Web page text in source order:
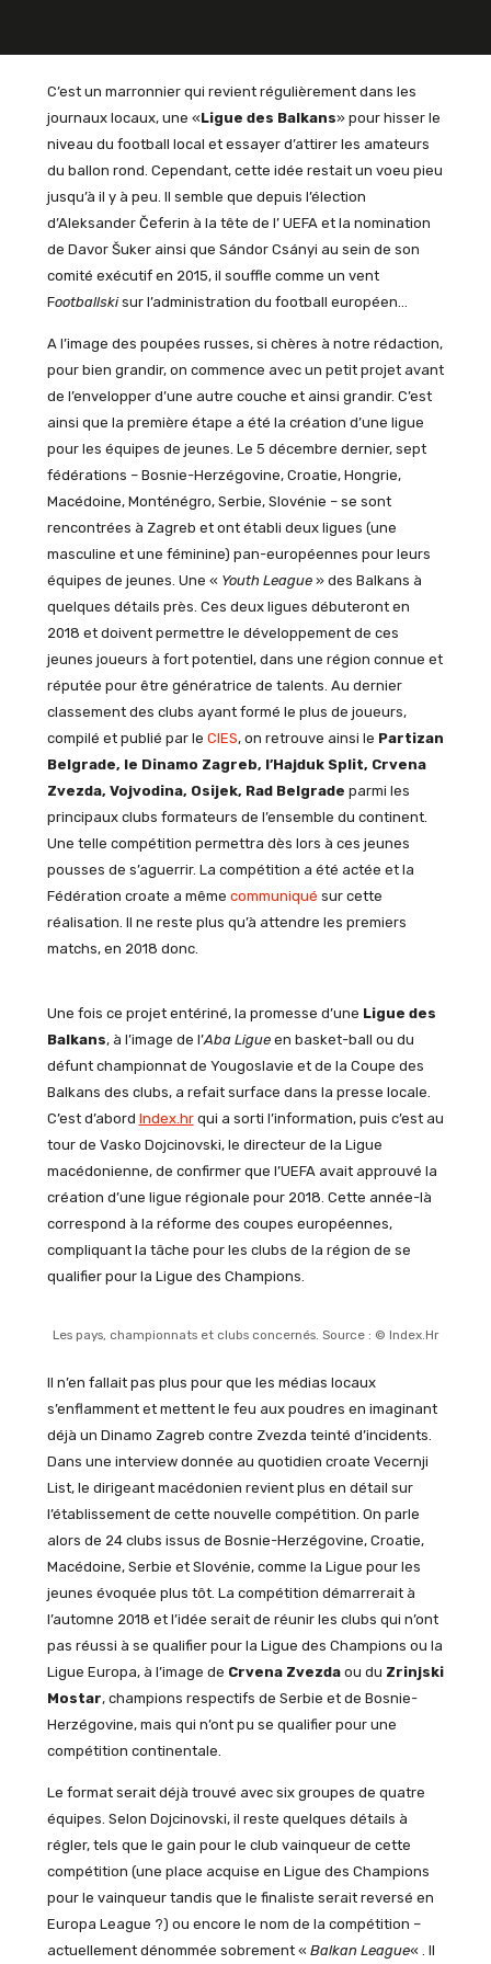
C’est un marronnier qui revient régulièrement dans les
journaux locaux, une «Ligue des Balkans» pour hisser le
niveau du football local et essayer d’attirer les amateurs
du ballon rond. Cependant, cette idée restait un voeu pieu
jusqu’à il y à peu. Il semble que depuis l’élection
d’Aleksander Čeferin à la tête de l’ UEFA et la nomination
de Davor Šuker ainsi que Sándor Csányi au sein de son
comité exécutif en 2015, il souffle comme un vent
Footballskisur l’administration du football européen…
A l’image des poupées russes, si chères à notre rédaction,
pour bien grandir, on commence avec un petit projet avant
de l’envelopper d’une autre couche et ainsi grandir. C’est
ainsi que la première étape a été la création d’une ligue
pour les équipes de jeunes. Le 5 décembre dernier, sept
fédérations – Bosnie-Herzégovine, Croatie, Hongrie,
Macédoine, Monténégro, Serbie, Slovénie – se sont
rencontrées à Zagreb et ont établi deux ligues (une
masculine et une féminine) pan-européennes pour leurs
équipes de jeunes. Une « Youth League» des Balkans à
quelques détails près. Ces deux ligues débuteront en
2018 et doivent permettre le développement de ces
jeunes joueurs à fort potentiel, dans une région connue et
réputée pour être génératrice de talents. Au dernier
classement des clubs ayant formé le plus de joueurs,
compilé et publié par le CIES, on retrouve ainsi le Partizan
Belgrade, le Dinamo Zagreb, l’Hajduk Split, Crvena
Zvezda, Vojvodina, Osijek, Rad Belgrade parmi les
principaux clubs formateurs de l’ensemble du continent.
Une telle compétition permettra dès lors à ces jeunes
pousses de s’aguerrir. La compétition a été actée et la
Fédération croate a même communiqué sur cette
réalisation. Il ne reste plus qu’à attendre les premiers
matchs, en 2018 donc.
Une fois ce projet entériné, la promesse d’une Ligue des
Balkans, à l’image de l’Aba Ligueen basket-ball ou du
défunt championnat de Yougoslavie et de la Coupe des
Balkans des clubs, a refait surface dans la presse locale.
C’est d’abord Index.hrqui a sorti l’information, puis c’est au
tour de Vasko Dojcinovski, le directeur de la Ligue
macédonienne, de confirmer que l’UEFA avait approuvé la
création d’une ligue régionale pour 2018. Cette année-là
correspond à la réforme des coupes européennes,
compliquant la tâche pour les clubs de la région de se
qualifier pour la Ligue des Champions.
Les pays, championnats et clubs concernés. Source : © Index.Hr
Il n’en fallait pas plus pour que les médias locaux
s’enflamment et mettent le feu aux poudres en imaginant
déjà un Dinamo Zagreb contre Zvezda teinté d’incidents.
Dans une interview donnée au quotidien croate Vecernji
List, le dirigeant macédonien revient plus en détail sur
l’établissement de cette nouvelle compétition. On parle
alors de 24 clubs issus de Bosnie-Herzégovine, Croatie,
Macédoine, Serbie et Slovénie, comme la Ligue pour les
jeunes évoquée plus tôt. La compétition démarrerait à
l’automne 2018 et l’idée serait de réunir les clubs qui n’ont
pas réussi à se qualifier pour la Ligue des Champions ou la
Ligue Europa, à l’image de Crvena Zvezdaou du Zrinjski
Mostar, champions respectifs de Serbie et de Bosnie-
Herzégovine, mais qui n’ont pu se qualifier pour une
compétition continentale.
Le format serait déjà trouvé avec six groupes de quatre
équipes. Selon Dojcinovski, il reste quelques détails à
régler, tels que le gain pour le club vainqueur de cette
compétition (une place acquise en Ligue des Champions
pour le vainqueur tandis que le finaliste serait reversé en
Europa League ?) ou encore le nom de la compétition –
actuellement dénommée sobrement « Balkan League« . Il